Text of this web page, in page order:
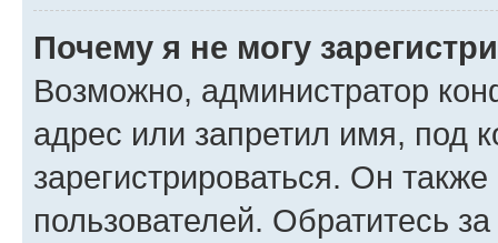
Почему я не могу
Возможно, администратор
адрес или запретил имя, под
зарегистрироваться. Он
пользователей. Обратитесь